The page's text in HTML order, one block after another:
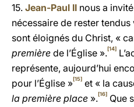
15. Jean-Paul II nous a
nécessaire de rester tendus
sont éloignés du Christ, «
première de l’Église ».[14]
représente, aujourd’hui
pour l’Église »[15] et « la
la première place ».[16] Que